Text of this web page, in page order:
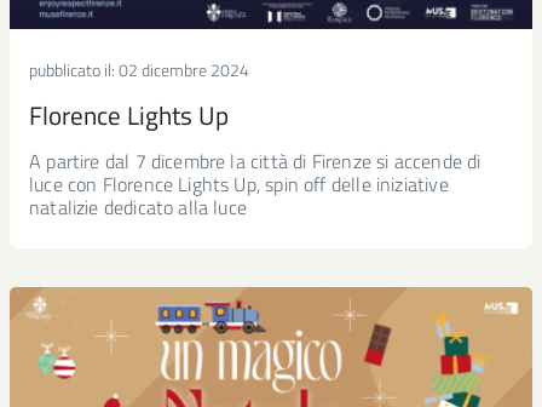
pubblicato il:02 dicembre 2024
Florence Lights Up
A partire dal 7 dicembre la città di Firenze si accende di
luce con Florence Lights Up, spin off delle iniziative
natalizie dedicato alla luce